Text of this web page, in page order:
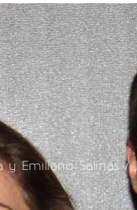
y Emiliano Salinas